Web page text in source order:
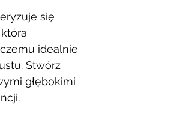
się
idealnie
Stwórz
głębokimi